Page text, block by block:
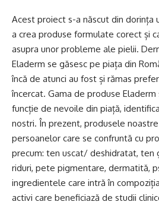
Acest proiect s-a născut din dorința
a crea produse formulate corect și
asupra unor probleme ale pielii.
Eladerm se găsesc pe piața din
încă de atunci au fost și rămas
încercat. Gama de produse
funcție de nevoile din piață,
nostri. În prezent, produsele
persoanelor care se confruntă cu
precum: ten uscat/ deshidratat, ten
riduri, pete pigmentare, dermatită,
ingredientele care intră în
activi care beneficiază de studii